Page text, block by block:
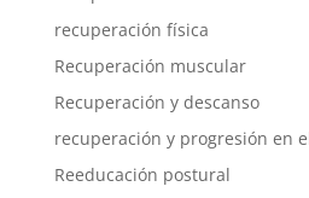
recuperación física
Recuperación muscular
Recuperación y descanso
recuperación y progresión en
Reeducación postural